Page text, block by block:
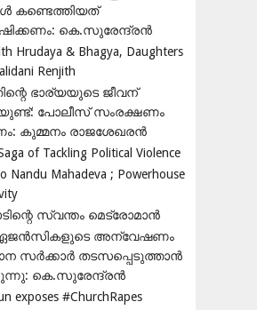
കണ്ടെത്തിയത്
കെ.സുരേന്ദ്രൻ
Hrudaya & Bhagya, Daughters
Renjith
ഭാര്യയുടെ ജീവന്
പോലീസ് സംരക്ഷണം
കുമ്മനം രാജശേഖരൻ
of Tackling Political Violence
Nandu Mahadeva ; Powerhouse
സ്വന്തം മെട്രോമാൻ
അന്വേഷണം
സർക്കാർ തടസപ്പെടുത്താൻ
കെ.സുരേന്ദ്രൻ
exposes #ChurchRapes